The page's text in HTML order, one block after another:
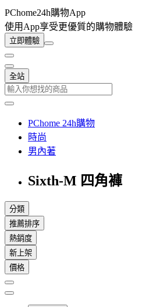
PChome24h購物App
使用App享受更優質的購物體驗
立即體驗
全站
PChome 24h購物
時尚
男內著
Sixth-M 四角褲
分類
推薦排序
熱銷度
新上架
價格